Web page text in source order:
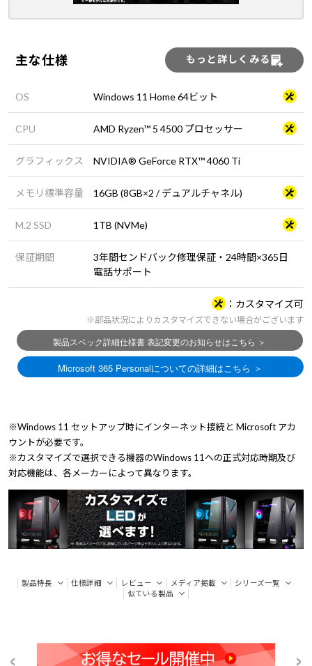
主な仕様 もっと詳しくみる
OS Windows 11 Home 64ビット
CPU AMD Ryzen™ 5 4500 プロセッサー
グラフィックス NVIDIA® GeForce RTX™ 4060 Ti
メモリ標準容量 16GB (8GB×2 / デュアルチャネル)
M.2 SSD 1TB (NVMe)
保証期間
3年間センドバック修理保証・24時間×365日
電話サポート
カスタマイズ可
※部品状況によりカスタマイズできない場合がございます
※Windows 11 セットアップ時にインターネット接続と Microsoft アカ
ウントが必要です。
※カスタマイズで選択できる機器のWindows 11への正式対応時期及び
対応機能は、各メーカーによって異なります。
製品特長 仕様詳細 レビュー メディア掲載
シリーズ一覧
似ている製品